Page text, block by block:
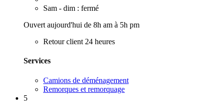
Sam - dim : fermé
Ouvert aujourd'hui de 8h am à 5h pm
Retour client 24 heures
Services
Camions de déménagement
Remorques et remorquage
5